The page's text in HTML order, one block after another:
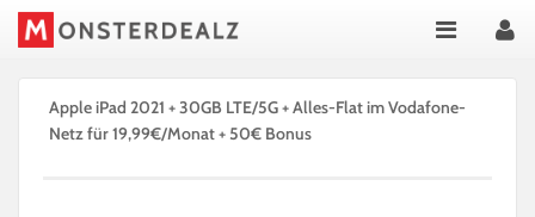
Apple iPad 2021 + 30GB LTE/5G + Alles-Flat im Vodafone-
Netz für 19,99€/Monat + 50€ Bonus